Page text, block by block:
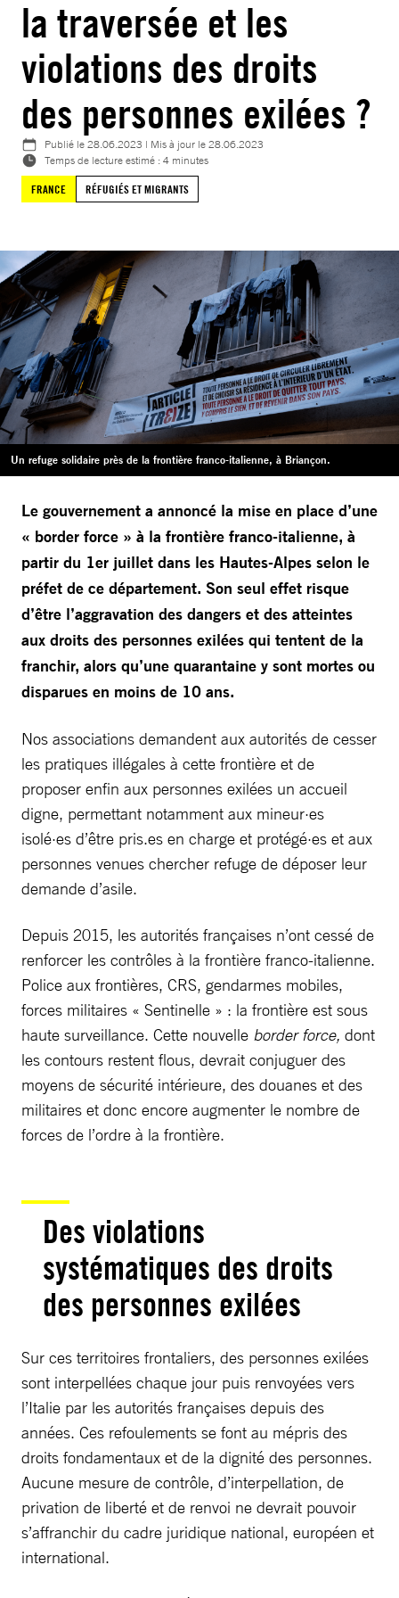
la traversée et les
violations des droits
des personnes exilées ?
Publié le28.06.2023 | Mis à jour le28.06.2023
Temps de lecture estimé : 4 minutes
FRANCE
RÉFUGIÉS ET MIGRANTS
Un refuge solidaire près de la frontière franco-italienne, à Briançon.
Le gouvernement a annoncé la mise en place d’une
« border force » à la frontière franco-italienne, à
partir du 1er juillet dans les Hautes-Alpes selon le
préfet de ce département. Son seul effet risque
d’être l’aggravation des dangers et des atteintes
aux droits des personnes exilées qui tentent de la
franchir, alors qu’une quarantaine y sont mortes ou
disparues en moins de 10 ans.
Nos associations demandent aux autorités de cesser
les pratiques illégales à cette frontière et de
proposer enfin aux personnes exilées un accueil
digne, permettant notamment aux mineur·es
isolé·es d’être pris.es en charge et protégé·es et aux
personnes venues chercher refuge de déposer leur
demande d’asile.
Depuis 2015, les autorités françaises n’ont cessé de
renforcer les contrôles à la frontière franco-italienne.
Police aux frontières, CRS, gendarmes mobiles,
forces militaires « Sentinelle » : la frontière est sous
haute surveillance. Cette nouvelle border force, dont
les contours restent flous, devrait conjuguer des
moyens de sécurité intérieure, des douanes et des
militaires et donc encore augmenter le nombre de
forces de l’ordre à la frontière.
Des violations
systématiques des droits
des personnes exilées
Sur ces territoires frontaliers, des personnes exilées
sont interpellées chaque jour puis renvoyées vers
l’Italie par les autorités françaises depuis des
années. Ces refoulements se font au mépris des
droits fondamentaux et de la dignité des personnes.
Aucune mesure de contrôle, d’interpellation, de
privation de liberté et de renvoi ne devrait pouvoir
s’affranchir du cadre juridique national, européen et
international.